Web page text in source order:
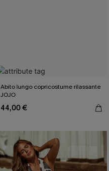
Abito lungo copricostume rilassante
JOJO
44,00 €